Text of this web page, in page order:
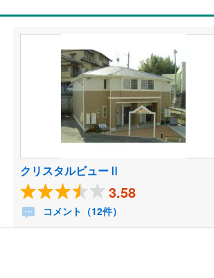
クリスタルビューⅡ
3.58
コメント（12件）